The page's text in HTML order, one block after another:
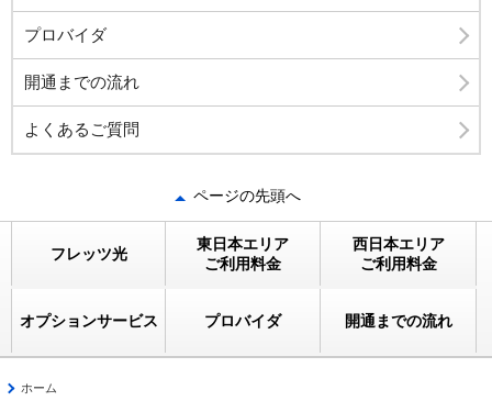
プロバイダ
開通までの流れ
よくあるご質問
ページの先頭へ
フレッツ光
東日本エリア
ご利用料金
西日本エリア
ご利用料金
オプションサービス プロバイダ 開通までの流れ
ホーム